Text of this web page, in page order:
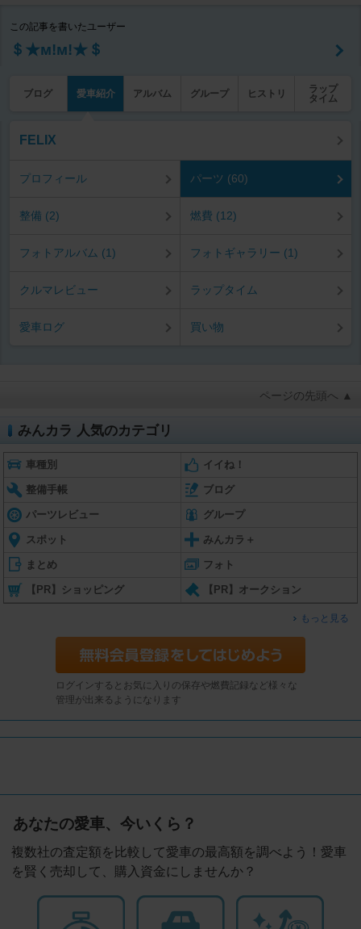
この記事を書いたユーザー
＄★м!м!★＄
ブログ 愛車紹介 アルバム グループ ヒストリ
ラップ
タイム
FELIX
プロフィール パーツ (60)
整備 (2) 燃費 (12)
フォトアルバム (1) フォトギャラリー (1)
クルマレビュー ラップタイム
愛車ログ 買い物
ページの先頭へ ▲
みんカラ 人気のカテゴリ
車種別 イイね！
整備手帳 ブログ
パーツレビュー グループ
スポット みんカラ＋
まとめ フォト
【PR】ショッピング 【PR】オークション
もっと見る
ログインするとお気に入りの保存や燃費記録など様々な
管理が出来るようになります
あなたの愛車、今いくら？
複数社の査定額を比較して愛車の最高額を調べよう！愛車
を賢く売却して、購入資金にしませんか？